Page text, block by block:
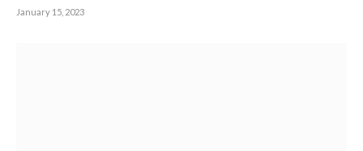
January 15, 2023